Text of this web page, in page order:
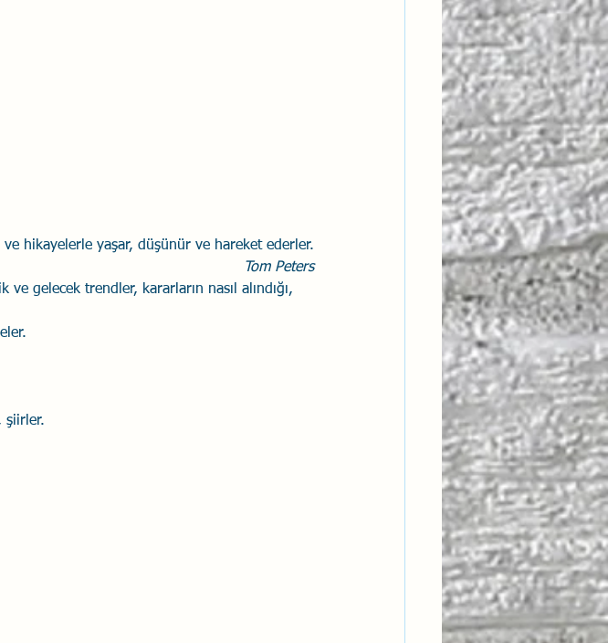
hikayelerle yaşar, düşünür ve hareket ederler.
Tom Peters
gelecek trendler, kararların nasıl alındığı,
şiirler.